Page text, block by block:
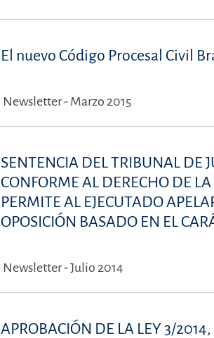
El nuevo Código Procesal Civil
Newsletter - Marzo 2015
SENTENCIA DEL TRIBUNAL DE
CONFORME AL DERECHO DE
PERMITE AL EJECUTADO
OPOSICIÓN BASADO EN EL
Newsletter - Julio 2014
APROBACIÓN DE LA LEY 3/